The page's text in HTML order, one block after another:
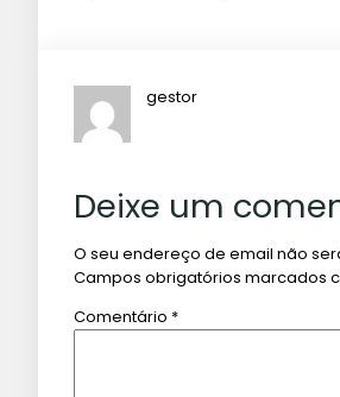
gestor
Deixe um
O seu endereço de email não
Campos obrigatórios marcados
Comentário *